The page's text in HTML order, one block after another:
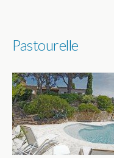
Pastourelle